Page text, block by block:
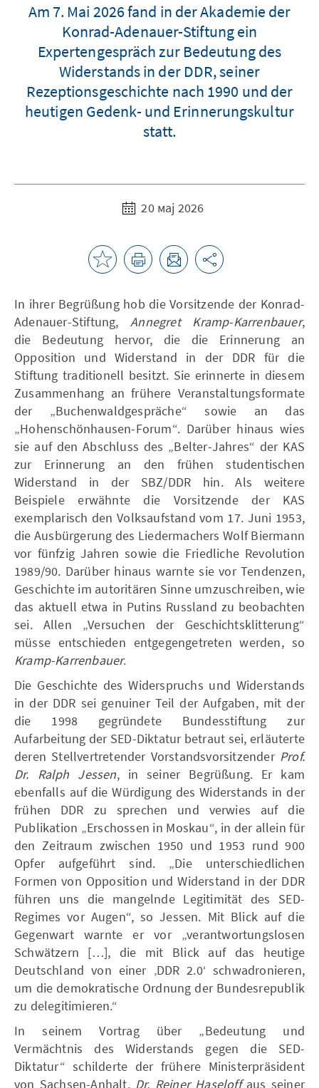
Am 7. Mai 2026 fand in der Akademie der
Konrad-Adenauer-Stiftung ein
Expertengespräch zur Bedeutung des
Widerstands in der DDR, seiner
Rezeptionsgeschichte nach 1990 und der
heutigen Gedenk- und Erinnerungskultur
statt.
20 мај 2026
In ihrer Begrüßung hob die Vorsitzende der Konrad-
Adenauer-Stiftung,Annegret Kramp-Karrenbauer,
die Bedeutung hervor, die die Erinnerung an
Opposition und Widerstand in der DDR für die
Stiftung traditionell besitzt. Sie erinnerte in diesem
Zusammenhang an frühere Veranstaltungsformate
der „Buchenwaldgespräche“ sowie an das
„Hohenschönhausen-Forum“. Darüber hinaus wies
sie auf den Abschluss des „Belter-Jahres“ der KAS
zur Erinnerung an den frühen studentischen
Widerstand in der SBZ/DDR hin. Als weitere
Beispiele erwähnte die Vorsitzende der KAS
exemplarisch den Volksaufstand vom 17. Juni 1953,
die Ausbürgerung des Liedermachers Wolf Biermann
vor fünfzig Jahren sowie die Friedliche Revolution
1989/90. Darüber hinaus warnte sie vor Tendenzen,
Geschichte im autoritären Sinne umzuschreiben, wie
das aktuell etwa in Putins Russland zu beobachten
sei. Allen „Versuchen der Geschichtsklitterung“
müsse entschieden entgegengetreten werden, so
Kramp-Karrenbauer.
Die Geschichte des Widerspruchs und Widerstands
in der DDR sei genuiner Teil der Aufgaben, mit der
die 1998 gegründete Bundesstiftung zur
Aufarbeitung der SED-Diktatur betraut sei, erläuterte
deren Stellvertretender Vorstandsvorsitzender Prof.
Dr. Ralph Jessen, in seiner Begrüßung. Er kam
ebenfalls auf die Würdigung des Widerstands in der
frühen DDR zu sprechen und verwies auf die
Publikation „Erschossen in Moskau“, in der allein für
den Zeitraum zwischen 1950 und 1953 rund 900
Opfer aufgeführt sind. „Die unterschiedlichen
Formen von Opposition und Widerstand in der DDR
führen uns die mangelnde Legitimität des SED-
Regimes vor Augen“, so Jessen. Mit Blick auf die
Gegenwart warnte er vor „verantwortungslosen
Schwätzern […], die mit Blick auf das heutige
Deutschland von einer ‚DDR 2.0‘ schwadronieren,
um die demokratische Ordnung der Bundesrepublik
zu delegitimieren.“
In seinem Vortrag über „Bedeutung und
Vermächtnis des Widerstands gegen die SED-
Diktatur“ schilderte der frühere Ministerpräsident
von Sachsen-Anhalt, Dr. Reiner Haseloffaus seiner